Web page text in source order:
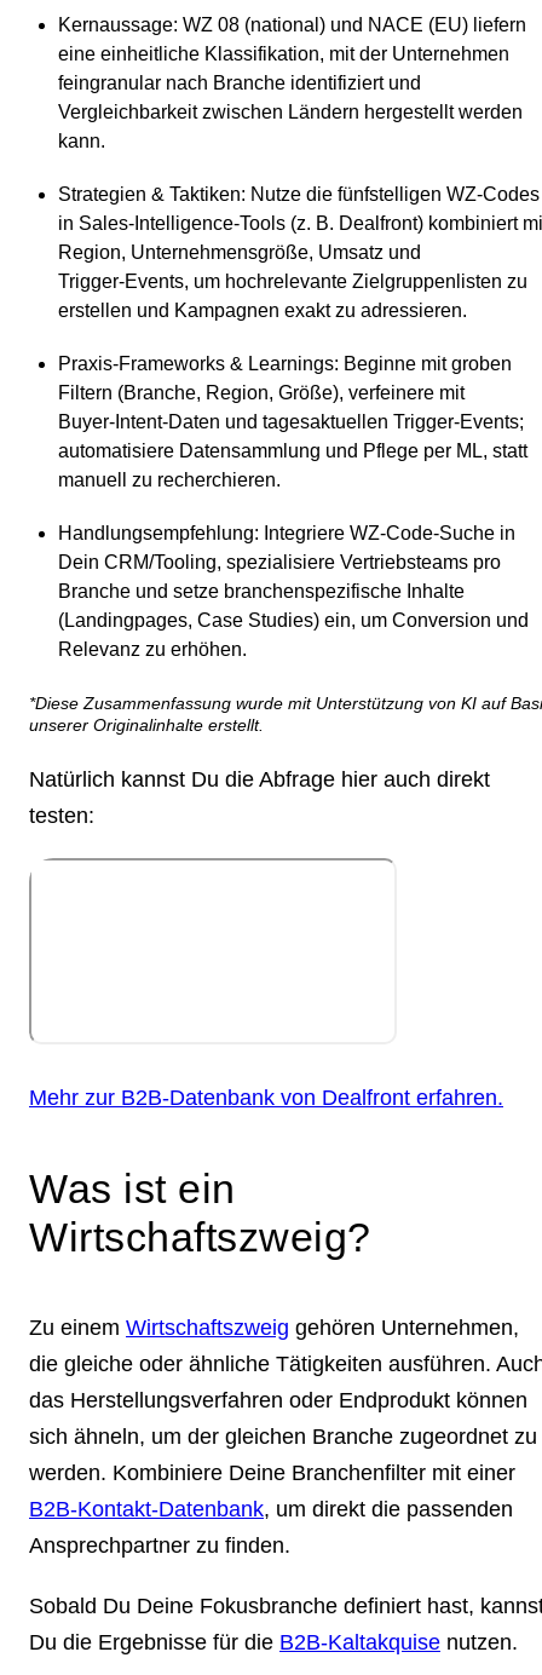
Kernaussage: WZ 08 (national) und NACE (EU) liefern
eine einheitliche Klassifikation, mit der Unternehmen
feingranular nach Branche identifiziert und
Vergleichbarkeit zwischen Ländern hergestellt werden
kann.
Strategien & Taktiken: Nutze die fünfstelligen WZ‑Codes
in Sales‑Intelligence‑Tools (z. B. Dealfront) kombiniert
Region, Unternehmensgröße, Umsatz und
Trigger‑Events, um hochrelevante Zielgruppenlisten zu
erstellen und Kampagnen exakt zu adressieren.
Praxis‑Frameworks & Learnings: Beginne mit groben
Filtern (Branche, Region, Größe), verfeinere mit
Buyer‑Intent‑Daten und tagesaktuellen Trigger‑Events;
automatisiere Datensammlung und Pflege per ML, statt
manuell zu recherchieren.
Handlungsempfehlung: Integriere WZ‑Code‑Suche in
Dein CRM/Tooling, spezialisiere Vertriebsteams pro
Branche und setze branchenspezifische Inhalte
(Landingpages, Case Studies) ein, um Conversion und
Relevanz zu erhöhen.
*Diese Zusammenfassung wurde mit Unterstützung von KI auf
unserer Originalinhalte erstellt.
Natürlich kannst Du die Abfrage hier auch direkt
testen:
Mehr zur B2B-Datenbank von Dealfront erfahren.
Was ist ein
Wirtschaftszweig?
Zu einem Wirtschaftszweig gehören Unternehmen,
die gleiche oder ähnliche Tätigkeiten ausführen.
das Herstellungsverfahren oder Endprodukt können
sich ähneln, um der gleichen Branche zugeordnet zu
werden. Kombiniere Deine Branchenfilter mit einer
B2B-Kontakt-Datenbank, um direkt die passenden
Ansprechpartner zu finden.
Sobald Du Deine Fokusbranche definiert hast,
Du die Ergebnisse für die B2B-Kaltakquise nutzen.